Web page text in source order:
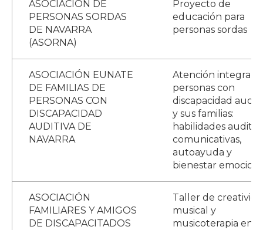
ASOCIACIÓN DE
PERSONAS SORDAS
DE NAVARRA
(ASORNA)
Proyecto de
educación para
personas sordas
ASOCIACIÓN EUNATE
DE FAMILIAS DE
PERSONAS CON
DISCAPACIDAD
AUDITIVA DE
NAVARRA
Atención integral a
personas con
discapacidad
y sus familias:
habilidades
comunicativas,
autoayuda y
bienestar
ASOCIACIÓN
FAMILIARES Y AMIGOS
DE DISCAPACITADOS
Taller de
musical y
musicoterapia en